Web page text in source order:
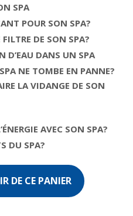
SPA
POUR SON SPA?
DE SON SPA?
D’EAU DANS UN SPA
NE TOMBE EN PANNE?
LA VIDANGE DE SON
AVEC SON SPA?
DU SPA?
DE CE PANIER